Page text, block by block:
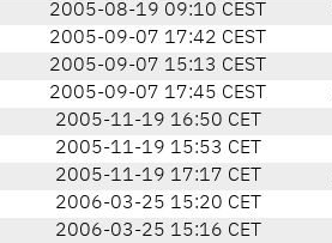
2005-08-19 09:10 CEST
2005-09-07 17:42 CEST
2005-09-07 15:13 CEST
2005-09-07 17:45 CEST
2005-11-19 16:50 CET
2005-11-19 15:53 CET
2005-11-19 17:17 CET
2006-03-25 15:20 CET
2006-03-25 15:16 CET